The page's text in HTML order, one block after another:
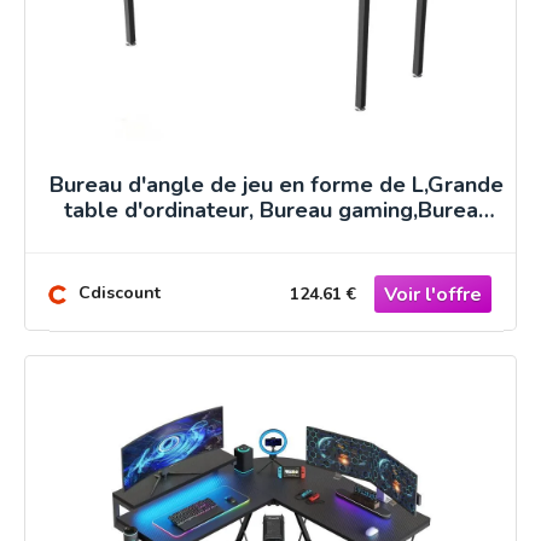
Bureau d'angle de jeu en forme de L,Grande
table d'ordinateur, Bureau gaming,Bureau
Cdiscount 124.61 €